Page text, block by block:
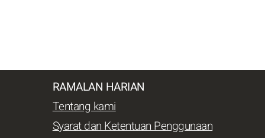
RAMALAN HARIAN
Tentang kami
Syarat dan Ketentuan Penggunaan